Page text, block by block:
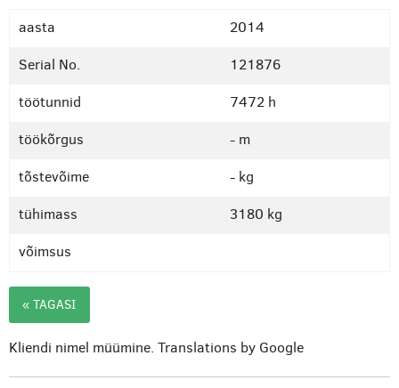
aasta
2014
Serial No.
121876
töötunnid
7472 h
töökõrgus
- m
tõstevõime
- kg
tühimass
3180 kg
võimsus
« TAGASI
Kliendi nimel müümine. Translations by Google